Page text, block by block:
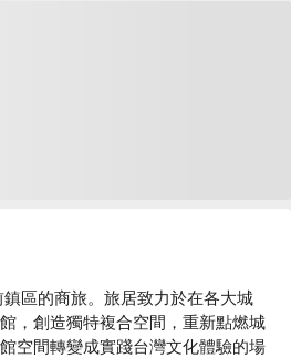
區的商旅。旅居致力於在各大城
，創造獨特複合空間，重新點燃城
空間轉變成實踐台灣文化體驗的場